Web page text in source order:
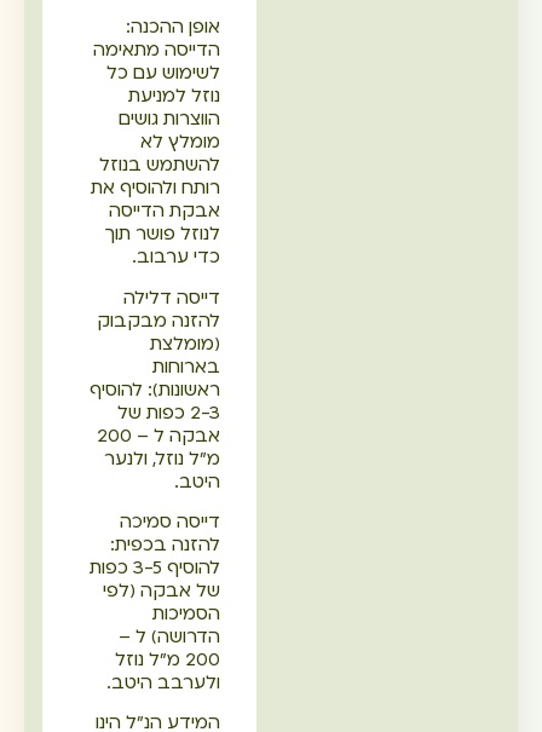
אופן ההכנה:
הדייסה מתאימה
לשימוש עם כל
נוזל למניעת
הווצרות גושים
מומלץ לא
להשתמש בנוזל
רותח ולהוסיף את
אבקת הדייסה
לנוזל פושר תוך
כדי ערבוב.
דייסה דלילה
להזנה מבקבוק
(מומלצת
בארוחות
ראשונות): להוסיף
2-3 כפות של
אבקה ל – 200
מ"ל נוזל, ולנער
היטב.
דייסה סמיכה
להזנה בכפית:
להוסיף 3-5 כפות
של אבקה (לפי
הסמיכות
הדרושה) ל –
200 מ"ל נוזל
ולערבב היטב.
המידע הנ"ל הינו